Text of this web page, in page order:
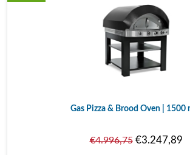
Gas Pizza & Brood Oven | 1500
€4.996,75€3.247,89